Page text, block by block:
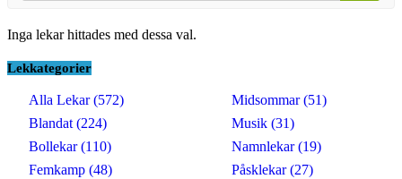
Inga lekar hittades med dessa val.
Lekkategorier
Alla Lekar (572)
Blandat (224)
Bollekar (110)
Femkamp (48)
Midsommar (51)
Musik (31)
Namnlekar (19)
Påsklekar (27)